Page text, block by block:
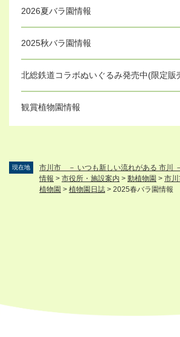
2026夏バラ園情報
2025秋バラ園情報
北総鉄道コラボぬいぐるみ発売中(限定販
観賞植物園情報
現在地 市川市 － いつも新しい流れがある 市川 －
情報 > 市役所・施設案内 > 動植物園 > 市川
植物園 > 植物園日誌 > 2025春バラ園情報